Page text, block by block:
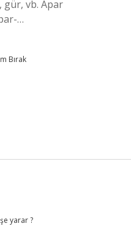
gür, vb. Apar
…
Bırak
yarar ?